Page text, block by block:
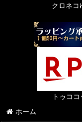
クロネ
トゥコ
ホーム